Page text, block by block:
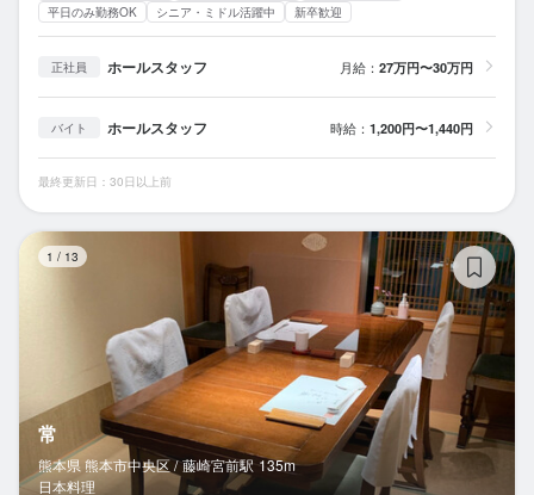
平日のみ勤務OK
シニア・ミドル活躍中 新卒歓迎
正社員 ホールスタッフ 月給： 27万円〜30万円
バイト ホールスタッフ 時給： 1,200円〜1,440円
最終更新日：30日以上前
1 / 13
常
熊本県 熊本市中央区 / 藤崎宮前駅 135m
日本料理